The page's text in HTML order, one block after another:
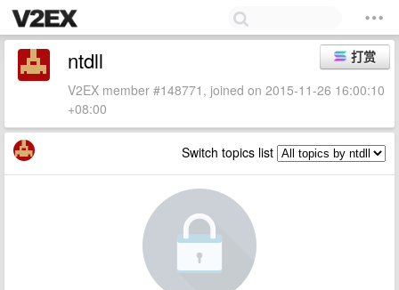
打赏
ntdll
V2EX member #148771, joined on 2015-11-26 16:00:10
+08:00
Switch topics list